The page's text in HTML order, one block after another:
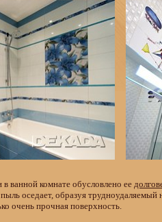
ванной комнате обусловлено ее
оседает, образуя
очень прочная поверхность.